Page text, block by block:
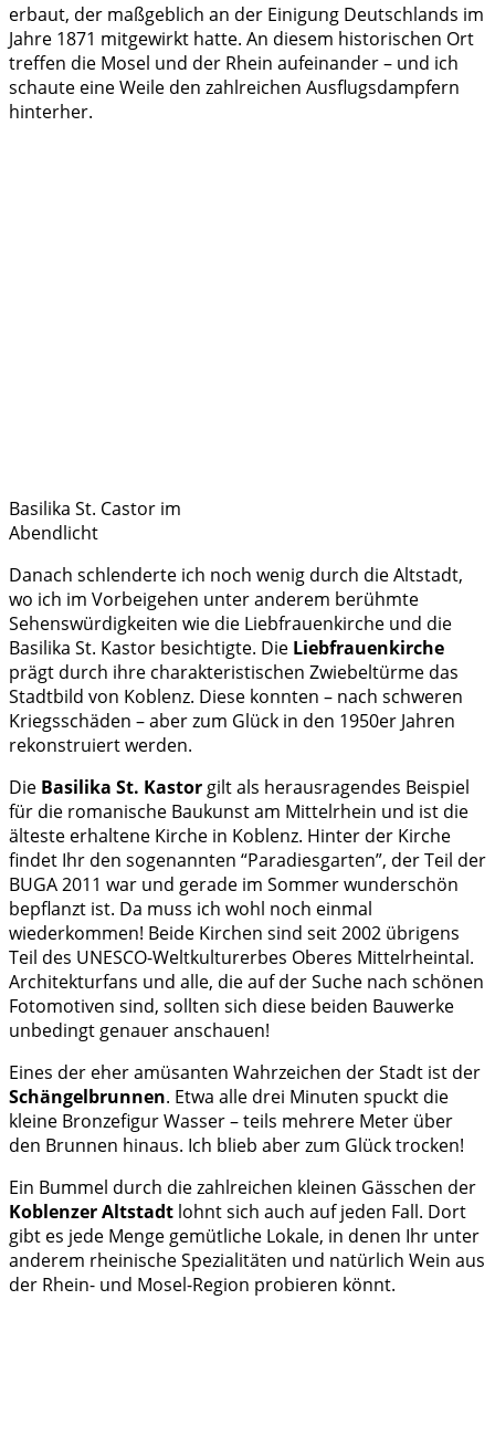
erbaut, der maßgeblich an der Einigung Deutschlands im
Jahre 1871 mitgewirkt hatte. An diesem historischen Ort
treffen die Mosel und der Rhein aufeinander – und ich
schaute eine Weile den zahlreichen Ausflugsdampfern
hinterher.
Basilika St. Castor im
Abendlicht
Danach schlenderte ich noch wenig durch die Altstadt,
wo ich im Vorbeigehen unter anderem berühmte
Sehenswürdigkeiten wie die Liebfrauenkirche und die
Basilika St. Kastor besichtigte. Die Liebfrauenkirche
prägt durch ihre charakteristischen Zwiebeltürme das
Stadtbild von Koblenz. Diese konnten – nach schweren
Kriegsschäden – aber zum Glück in den 1950er Jahren
rekonstruiert werden.
Die Basilika St. Kastor gilt als herausragendes Beispiel
für die romanische Baukunst am Mittelrhein und ist die
älteste erhaltene Kirche in Koblenz. Hinter der Kirche
findet Ihr den sogenannten “Paradiesgarten”, der Teil der
BUGA 2011 war und gerade im Sommer wunderschön
bepflanzt ist. Da muss ich wohl noch einmal
wiederkommen! Beide Kirchen sind seit 2002 übrigens
Teil des UNESCO-Weltkulturerbes Oberes Mittelrheintal.
Architekturfans und alle, die auf der Suche nach schönen
Fotomotiven sind, sollten sich diese beiden Bauwerke
unbedingt genauer anschauen!
Eines der eher amüsanten Wahrzeichen der Stadt ist der
Schängelbrunnen. Etwa alle drei Minuten spuckt die
kleine Bronzefigur Wasser – teils mehrere Meter über
den Brunnen hinaus. Ich blieb aber zum Glück trocken!
Ein Bummel durch die zahlreichen kleinen Gässchen der
Koblenzer Altstadt lohnt sich auch auf jeden Fall. Dort
gibt es jede Menge gemütliche Lokale, in denen Ihr unter
anderem rheinische Spezialitäten und natürlich Wein aus
der Rhein- und Mosel-Region probieren könnt.